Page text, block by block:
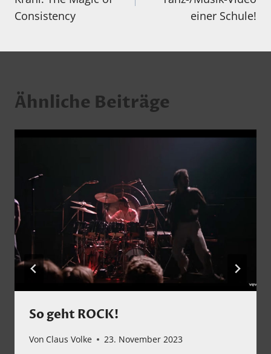
Consistency
einer Schule!
Ähnliche Beiträge
So geht ROCK!
Von Claus Volke 23. November 2023